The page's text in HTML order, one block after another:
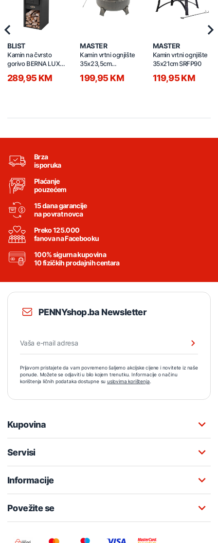
BLIST
Kamin na čvrsto
gorivo BERNA LUX S
289,95 KM
MASTER
Kamin vrtni ognjište
35x23,5cm
199,95 KM
MASTER
Kamin vrtni ognjište
35x21cm SRFP90
119,95 KM
Brza
isporuka
Plaćanje
pouzećem
15 dana garancije
na povrat novca
Preko 125.000
fanova na Facebooku
100% sigurna kupovina
10 fizičkih prodajnih centara
PENNYshop.ba Newsletter
Prijavom pristajete da vam povremeno šaljemo akcijske cijene i novitete iz naše
ponude. Možete se odjaviti u bilo kojem trenutku. Informacije o načinu
korištenja ličnih podataka dostupne su uslovima korištenja.
Kupovina
Servisi
Informacije
Povežite se